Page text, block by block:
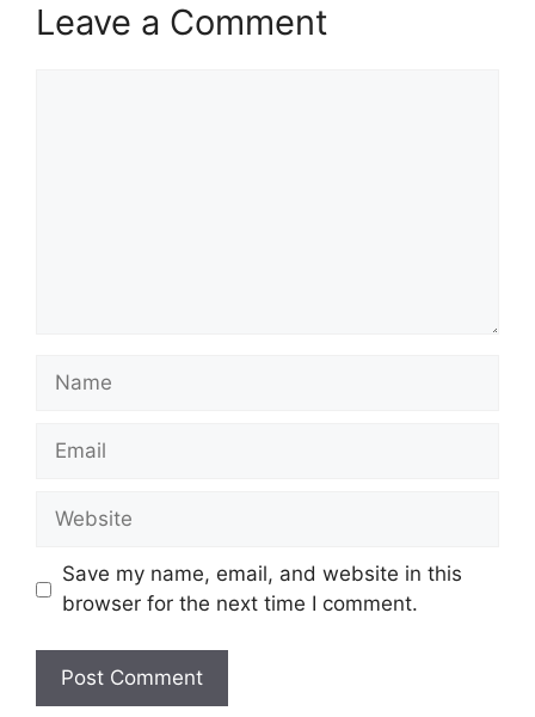
Leave a Comment
Name
Email
Website
Save my name, email, and website in this
browser for the next time I comment.